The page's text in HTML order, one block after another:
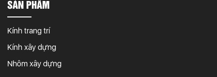
SẢN PHẨM
Kính trang trí
Kính xây dựng
Nhôm xây dựng